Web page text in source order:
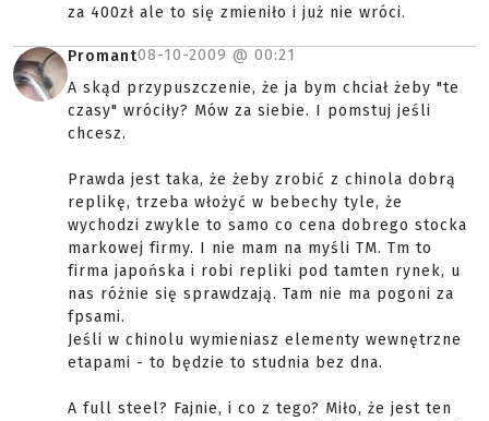
za 400zł ale to się zmieniło i już nie wróci.
Promant08-10-2009 @ 00:21
A skąd przypuszczenie, że ja bym chciał żeby "te
czasy" wróciły? Mów za siebie. I pomstuj jeśli
chcesz.
Prawda jest taka, że żeby zrobić z chinola dobrą
replikę, trzeba włożyć w bebechy tyle, że
wychodzi zwykle to samo co cena dobrego stocka
markowej firmy. I nie mam na myśli TM. Tm to
firma japońska i robi repliki pod tamten rynek, u
nas różnie się sprawdzają. Tam nie ma pogoni za
fpsami.
Jeśli w chinolu wymieniasz elementy wewnętrzne
etapami - to będzie to studnia bez dna.
A full steel? Fajnie, i co z tego? Miło, że jest ten